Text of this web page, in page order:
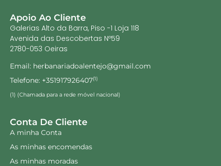
Apoio Ao Cliente
Galerias Alto da Barra, Piso -1 Loja 118
Avenida das Descobertas Nº59
2780-053 Oeiras
Email: herbanariadoalentejo@gmail.com
Telefone: +351917926407(1)
(1) (Chamada para a rede móvel nacional)
Conta De Cliente
A minha Conta
As minhas encomendas
As minhas moradas